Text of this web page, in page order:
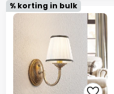
% korting in bulk